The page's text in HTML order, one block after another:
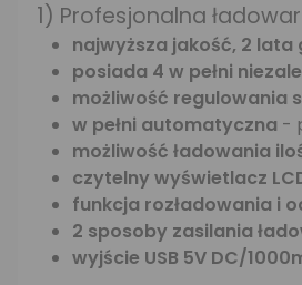
1) Profesjonalna
najwyższa jakość, 2 lata
posiada 4 w pełni
możliwość regulowania
w pełni automatyczna -
możliwość ładowania
czytelny wyświetlacz
funkcja rozładowania i
2 sposoby zasilania
wyjście USB 5V DC/